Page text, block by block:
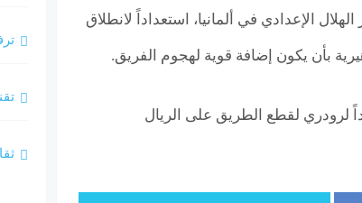
الإعدادي في ألمانيا، استعداداً لانطلاق
بأن يكون إضافة قوية لهجوم الفريق.
لرودري لقطع الطريق على الريال